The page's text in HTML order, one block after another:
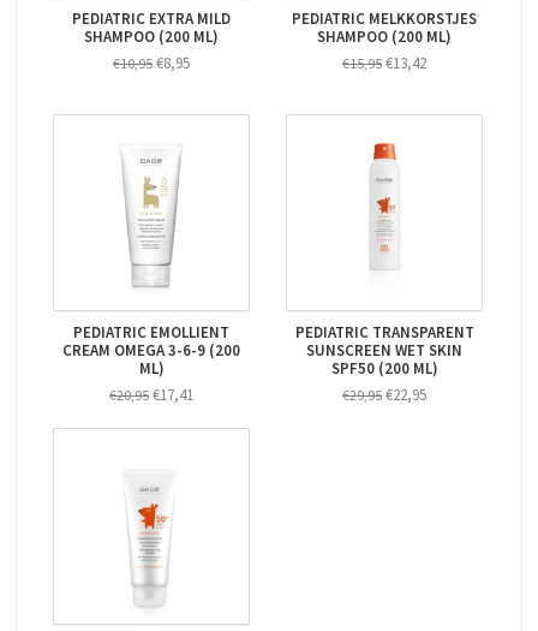
PEDIATRIC EXTRA MILD
SHAMPOO (200 ML)
€10,95 €8,95
PEDIATRIC MELKKORSTJES
SHAMPOO (200 ML)
€15,95 €13,42
PEDIATRIC EMOLLIENT
CREAM OMEGA 3-6-9 (200
ML)
€20,95 €17,41
PEDIATRIC TRANSPARENT
SUNSCREEN WET SKIN
SPF50 (200 ML)
€29,95 €22,95